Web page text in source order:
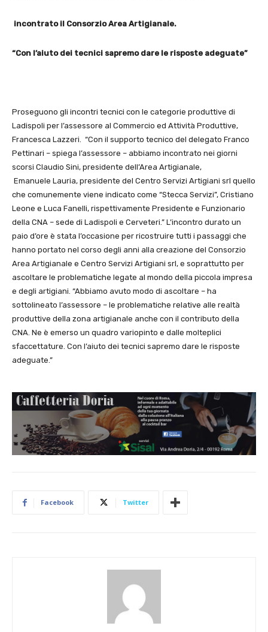
incontrato il Consorzio Area Artigianale.
“Con l’aiuto dei tecnici sapremo dare le risposte adeguate”
Proseguono gli incontri tecnici con le categorie produttive di
Ladispoli per l’assessore al Commercio ed Attività Produttive,
Francesca Lazzeri. “Con il supporto tecnico del delegato Franco
Pettinari – spiega l’assessore – abbiamo incontrato nei giorni
scorsi Claudio Sini, presidente dell’Area Artigianale,
Emanuele Lauria, presidente del Centro Servizi Artigiani srl quello
che comunemente viene indicato come “Stecca Servizi”, Cristiano
Leone e Luca Fanelli, rispettivamente Presidente e Funzionario
della CNA – sede di Ladispoli e Cerveteri.” L’incontro durato un
paio d’ore è stata l’occasione per ricostruire tutti i passaggi che
hanno portato nel corso degli anni alla creazione del Consorzio
Area Artigianale e Centro Servizi Artigiani srl, e soprattutto per
ascoltare le problematiche legate al mondo della piccola impresa
e degli artigiani. “Abbiamo avuto modo di ascoltare – ha
sottolineato l’assessore – le problematiche relative alle realtà
produttive della zona artigianale anche con il contributo della
CNA. Ne è emerso un quadro variopinto e dalle molteplici
sfaccettature. Con l’aiuto dei tecnici sapremo dare le risposte
adeguate.”
Facebook Twitter